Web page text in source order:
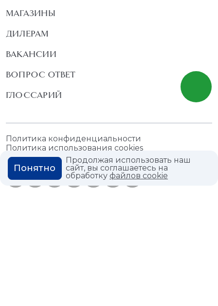
МАГАЗИНЫ
ДИЛЕРАМ
ВАКАНСИИ
ВОПРОС ОТВЕТ
ГЛОССАРИЙ
Политика конфиденциальности
Политика использования cookies
Продолжая использовать наш
сайт, вы соглашаетесь на
обработкуфайлов cookie
Понятно